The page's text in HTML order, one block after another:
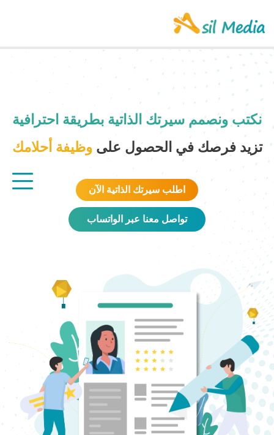
نكتب ونصمم سيرتك الذاتية بطريقة احترافية
تزيد فرصك في الحصول على وظيفة أحلامك
اطلب سيرتك الذاتية الآن
تواصل معنا عبر الواتساب